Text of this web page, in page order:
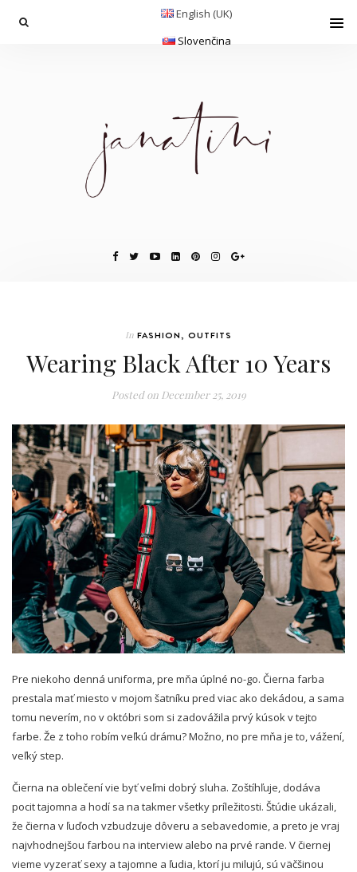
English (UK)
Slovenčina
In FASHION, OUTFITS
Wearing Black After 10 Years
Posted onDecember 25, 2019
Pre niekoho denná uniforma, pre mňa úplné no-go. Čierna farba
prestala mať miesto v mojom šatníku pred viac ako dekádou, a sama
tomu neverím, no v októbri som si zadovážila prvý kúsok v tejto
farbe. Že z toho robím veľkú drámu? Možno, no pre mňa je to, vážení,
veľký step.
Čierna na oblečení vie byť veľmi dobrý sluha. Zoštíhľuje, dodáva
pocit tajomna a hodí sa na takmer všetky príležitosti. Štúdie ukázali,
že čierna v ľuďoch vzbudzuje dôveru a sebavedomie, a preto je vraj
najvhodnejšou farbou na interview alebo na prvé rande. V čiernej
vieme vyzerať sexy a tajomne a ľudia, ktorí ju milujú, sú väčšinou